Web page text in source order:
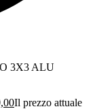
3X3 ALU
Il prezzo attuale